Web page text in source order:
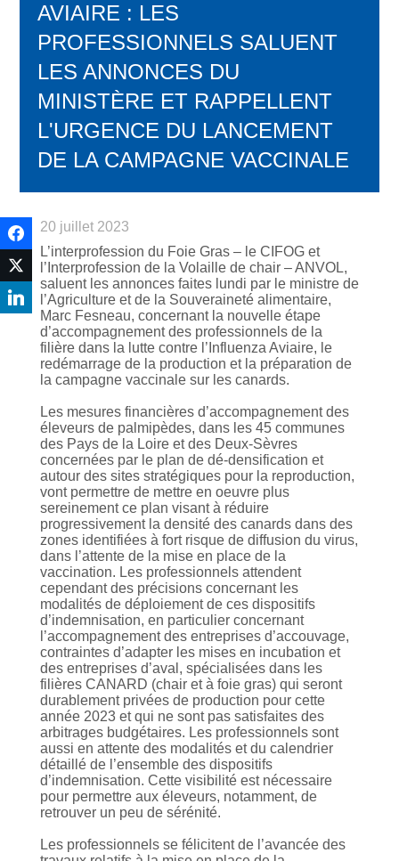
AVIAIRE : LES
PROFESSIONNELS SALUENT
LES ANNONCES DU
MINISTÈRE ET RAPPELLENT
L'URGENCE DU LANCEMENT
DE LA CAMPAGNE VACCINALE
20 juillet 2023
L’interprofession du Foie Gras – le CIFOG et
l’Interprofession de la Volaille de chair – ANVOL,
saluent les annonces faites lundi par le ministre de
l’Agriculture et de la Souveraineté alimentaire,
Marc Fesneau, concernant la nouvelle étape
d’accompagnement des professionnels de la
filière dans la lutte contre l’Influenza Aviaire, le
redémarrage de la production et la préparation de
la campagne vaccinale sur les canards.
Les mesures financières d’accompagnement des
éleveurs de palmipèdes, dans les 45 communes
des Pays de la Loire et des Deux-Sèvres
concernées par le plan de dé-densification et
autour des sites stratégiques pour la reproduction,
vont permettre de mettre en oeuvre plus
sereinement ce plan visant à réduire
progressivement la densité des canards dans des
zones identifiées à fort risque de diffusion du virus,
dans l’attente de la mise en place de la
vaccination. Les professionnels attendent
cependant des précisions concernant les
modalités de déploiement de ces dispositifs
d’indemnisation, en particulier concernant
l’accompagnement des entreprises d’accouvage,
contraintes d’adapter les mises en incubation et
des entreprises d’aval, spécialisées dans les
filières CANARD (chair et à foie gras) qui seront
durablement privées de production pour cette
année 2023 et qui ne sont pas satisfaites des
arbitrages budgétaires. Les professionnels sont
aussi en attente des modalités et du calendrier
détaillé de l’ensemble des dispositifs
d’indemnisation. Cette visibilité est nécessaire
pour permettre aux éleveurs, notamment, de
retrouver un peu de sérénité.
Les professionnels se félicitent de l’avancée des